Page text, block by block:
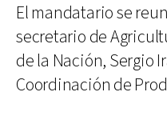
El mandatario se
secretario de
de la Nación, Sergio
Coordinación de